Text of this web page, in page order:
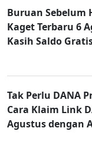
Buruan Sebelum
Kaget Terbaru 6
Kasih Saldo
Tak Perlu DANA
Cara Klaim Link
Agustus dengan